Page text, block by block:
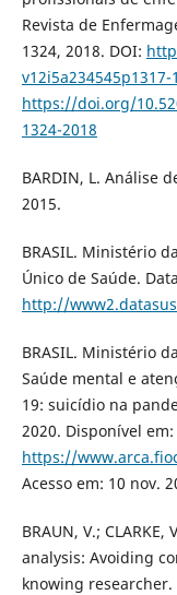
Revista de
1324, 2018. DOI:
v12i5a234545p1317-
https://doi.org/
1324-2018
BARDIN, L. Análise
2015.
BRASIL. Ministério
Único de Saúde.
http://
BRASIL. Ministério
Saúde mental e
19: suicídio na
2020. Disponível em:
https://
Acesso em: 10 nov.
BRAUN, V.;
analysis: Avoiding
knowing